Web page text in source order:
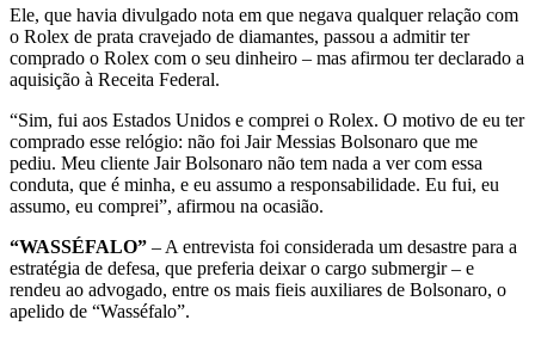
Ele, que havia divulgado nota em que negava qualquer relação com
o Rolex de prata cravejado de diamantes, passou a admitir ter
comprado o Rolex com o seu dinheiro – mas afirmou ter declarado a
aquisição à Receita Federal.
“Sim, fui aos Estados Unidos e comprei o Rolex. O motivo de eu ter
comprado esse relógio: não foi Jair Messias Bolsonaro que me
pediu. Meu cliente Jair Bolsonaro não tem nada a ver com essa
conduta, que é minha, e eu assumo a responsabilidade. Eu fui, eu
assumo, eu comprei”, afirmou na ocasião.
“WASSÉFALO” – A entrevista foi considerada um desastre para a
estratégia de defesa, que preferia deixar o cargo submergir – e
rendeu ao advogado, entre os mais fieis auxiliares de Bolsonaro, o
apelido de “Wasséfalo”.